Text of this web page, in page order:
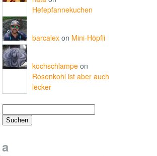
Hefepfannekuchen
barcalex on Mini-Höpfli
kochschlampe on
Rosenkohl ist aber auch
lecker
a